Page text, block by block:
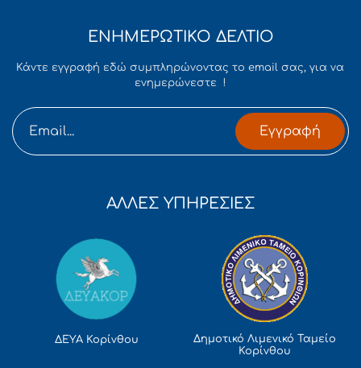
ΕΝΗΜΕΡΩΤΙΚΟ ΔΕΛΤΙΟ
Κάντε εγγραφή εδώ συμπληρώνοντας το email σας, για να
ενημερώνεστε !
Εγγραφή
ΑΛΛΕΣ ΥΠΗΡΕΣΙΕΣ
ΔΕΥΑ Κορίνθου
Δημοτικό Λιμενικό Ταμείο
Κορίνθου